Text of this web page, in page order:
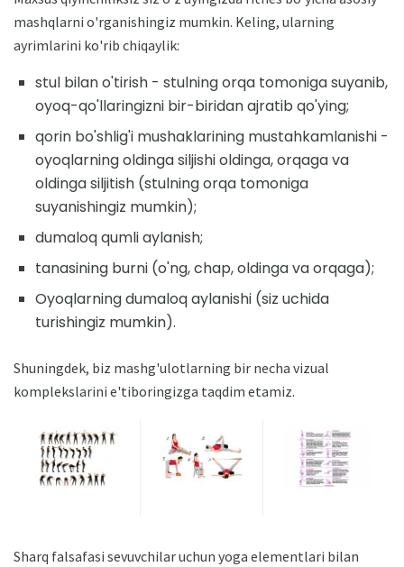
mashqlarni o'rganishingiz mumkin. Keling, ularning
ayrimlarini ko'rib chiqaylik:
stul bilan o'tirish - stulning orqa tomoniga suyanib,
oyoq-qo'llaringizni bir-biridan ajratib qo'ying;
qorin bo'shlig'i mushaklarining mustahkamlanishi -
oyoqlarning oldinga siljishi oldinga, orqaga va
oldinga siljitish (stulning orqa tomoniga
suyanishingiz mumkin);
dumaloq qumli aylanish;
tanasining burni (o'ng, chap, oldinga va orqaga);
Oyoqlarning dumaloq aylanishi (siz uchida
turishingiz mumkin).
Shuningdek, biz mashg'ulotlarning bir necha vizual
komplekslarini e'tiboringizga taqdim etamiz.
Sharq falsafasi sevuvchilar uchun yoga elementlari bilan